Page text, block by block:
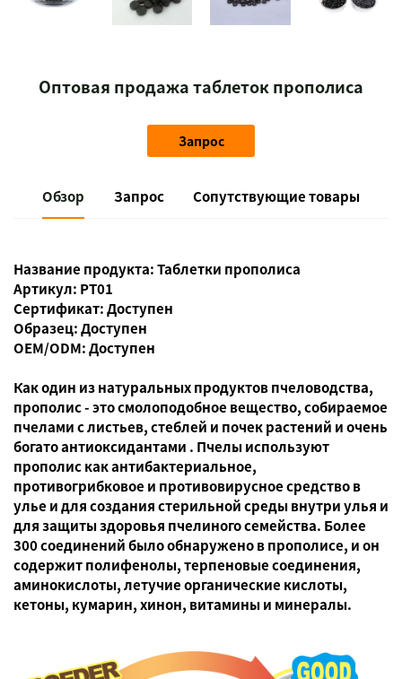
Оптовая продажа таблеток прополиса
Запрос
Обзор Запрос Сопутствующие товары
Название продукта: Таблетки прополиса
Артикул: PT01
Сертификат: Доступен
Образец: Доступен
OEM/ODM: Доступен
Как один из натуральных продуктов пчеловодства,
прополис - это смолоподобное вещество, собираемое
пчелами с листьев, стеблей и почек растений и очень
богато антиоксидантами . Пчелы используют
прополис какантибактериальное,
противогрибковое и противовирусноесредство в
улье и для создания стерильной среды внутри улья и
длязащиты здоровья пчелиного семейства. Более
300 соединенийбыло обнаружено в прополисе, и он
содержитполифенолы, терпеновые соединения,
аминокислоты, летучие органические кислоты,
кетоны, кумарин, хинон, витамины и минералы.